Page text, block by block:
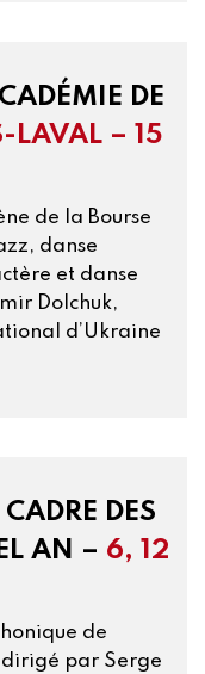
DE
LAVAL – 15
de la Bourse
danse
et danse
Dolchuk,
d’Ukraine
DES
AN – 6, 12
de
dirigé par Serge